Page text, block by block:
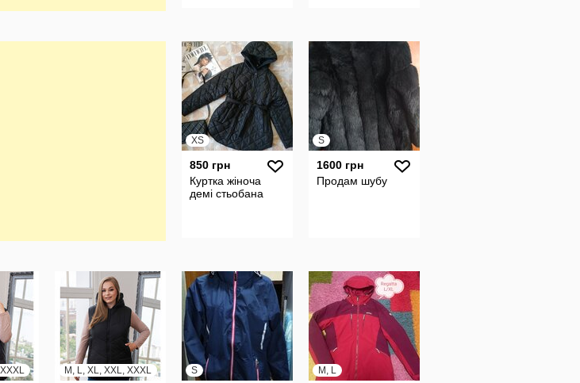
XS
850 грн
Куртка жіноча
демі стьобана
S
1600 грн
Продам шубу
M, L, XL, XXL, XXXL S M, L